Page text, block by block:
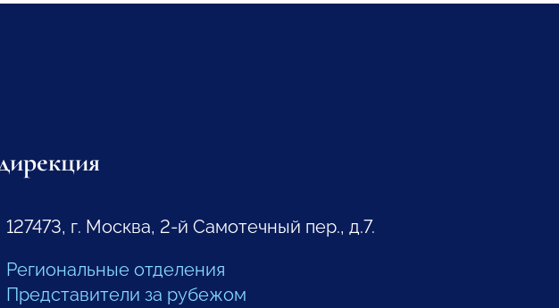
127473, г. Москва, 2-й Самотечный пер., д.7.
Региональные отделения
Представители за рубежом